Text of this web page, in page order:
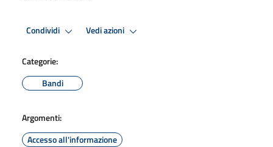
Condividi Vedi azioni
Categorie:
Bandi
Argomenti:
Accesso all'informazione